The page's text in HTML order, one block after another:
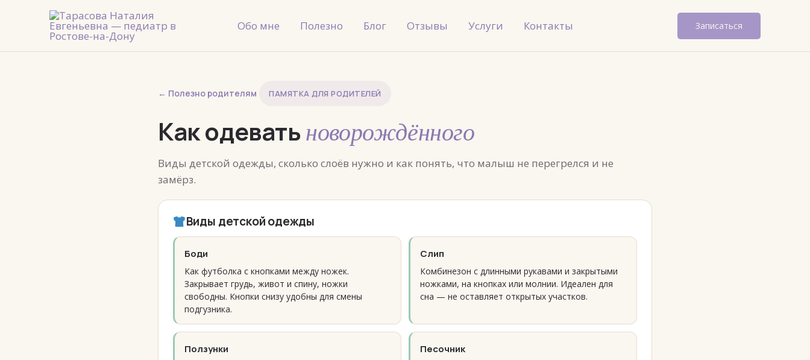
содержимому
Обо мне Полезно Блог Отзывы Услуги Контакты Записаться
← Полезно родителям ПАМЯТКА ДЛЯ РОДИТЕЛЕЙ
Как одевать новорождённого
Виды детской одежды, сколько слоёв нужно и как понять, что малыш не перегрелся и не
замёрз.
Виды детской одежды
Боди
Как футболка с кнопками между ножек.
Закрывает грудь, живот и спину, ножки
свободны. Кнопки снизу удобны для смены
подгузника.
Слип
Комбинезон с длинными рукавами и закрытыми
ножками, на кнопках или молнии. Идеален для
сна — не оставляет открытых участков.
Ползунки Песочник